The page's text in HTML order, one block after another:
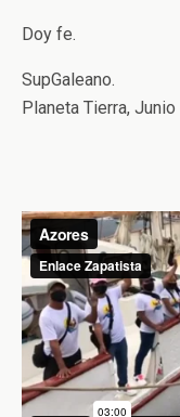
Doy fe.
SupGaleano.
Planeta Tierra,